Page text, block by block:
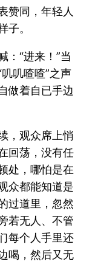
赞同，年轻人
子。
：“进来！”当
叽喳喳”之声
做着自已手边
，观众席上悄
回荡，没有任
处，哪怕是在
众都能知道是
过道里，忽然
若无人、不管
每个人手里还
喝，然后又无